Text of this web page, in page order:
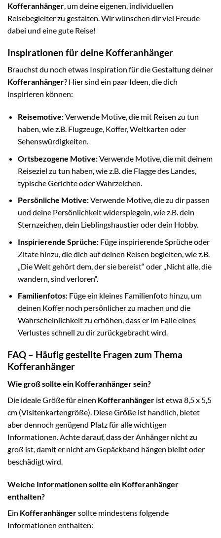
Kofferanhänger , um deine eigenen, individuellen
Reisebegleiter zu gestalten. Wir wünschen dir viel Freude
dabei und eine gute Reise!
Inspirationen für deine Kofferanhänger
Brauchst du noch etwas Inspiration für die Gestaltung deiner
Kofferanhänger? Hier sind ein paar Ideen, die dich
inspirieren können:
Reisemotive:Verwende Motive, die mit Reisen zu tun
haben, wie z.B. Flugzeuge, Koffer, Weltkarten oder
Sehenswürdigkeiten.
Ortsbezogene Motive:Verwende Motive, die mit deinem
Reiseziel zu tun haben, wie z.B. die Flagge des Landes,
typische Gerichte oder Wahrzeichen.
Persönliche Motive:Verwende Motive, die zu dir passen
und deine Persönlichkeit widerspiegeln, wie z.B. dein
Sternzeichen, dein Lieblingshaustier oder dein Hobby.
Inspirierende Sprüche:Füge inspirierende Sprüche oder
Zitate hinzu, die dich auf deinen Reisen begleiten, wie z.B.
„Die Welt gehört dem, der sie bereist“ oder „Nicht alle, die
wandern, sind verloren“.
Familienfotos:Füge ein kleines Familienfoto hinzu, um
deinen Koffer noch persönlicher zu machen und die
Wahrscheinlichkeit zu erhöhen, dass er im Falle eines
Verlustes schnell zu dir zurückgebracht wird.
FAQ – Häufig gestellte Fragen zum Thema
Kofferanhänger
Wie groß sollte ein Kofferanhänger sein?
Die ideale Größe für einen Kofferanhänger ist etwa 8,5 x 5,5
cm (Visitenkartengröße). Diese Größe ist handlich, bietet
aber dennoch genügend Platz für alle wichtigen
Informationen. Achte darauf, dass der Anhänger nicht zu
groß ist, damit er nicht am Gepäckband hängen bleibt oder
beschädigt wird.
Welche Informationen sollte ein Kofferanhänger
enthalten?
Ein Kofferanhängersollte mindestens folgende
Informationen enthalten: